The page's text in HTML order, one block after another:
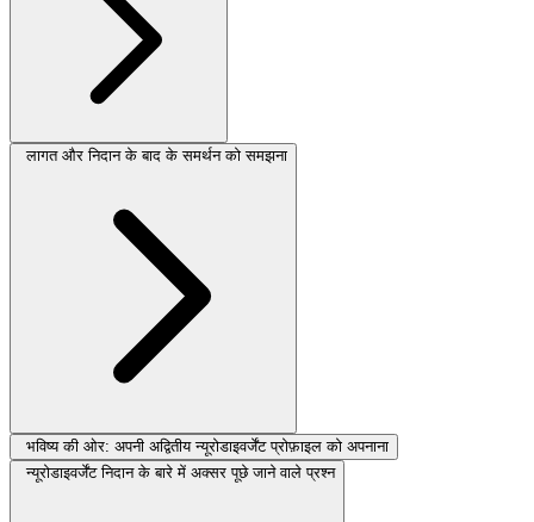
लागत और निदान के बाद के समर्थन को समझना
भविष्य की ओर: अपनी अद्वितीय न्यूरोडाइवर्जेंट प्रोफ़ाइल को अपनाना
न्यूरोडाइवर्जेंट निदान के बारे में अक्सर पूछे जाने वाले प्रश्न